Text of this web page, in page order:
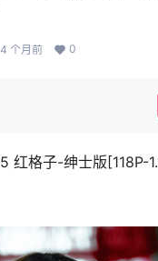
4 个月前 0
红格子-绅士版[118P-